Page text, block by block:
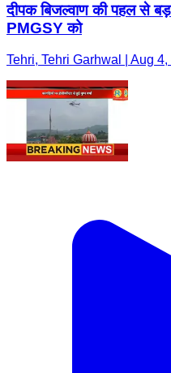
दीपक बिजल्वाण की पहल से
PMGSY को
Tehri, Tehri Garhwal | Aug